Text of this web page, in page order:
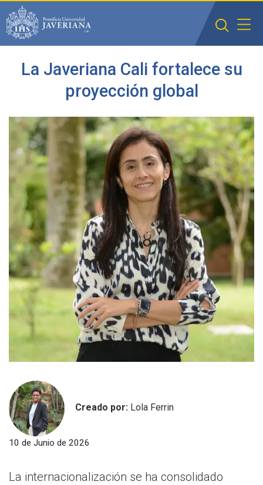
Saltar al contenido principal
La Javeriana Cali fortalece su
proyección global
Creado por: Lola Ferrin
10 de Junio de 2026
La internacionalización se ha consolidado